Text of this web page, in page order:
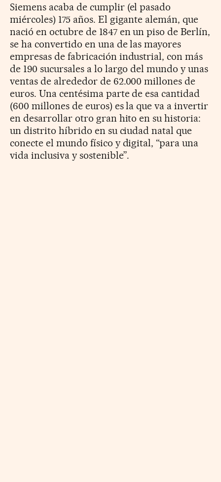
Siemens acaba de cumplir (el pasado
miércoles) 175 años. El gigante alemán, que
nació en octubre de 1847 en un piso de Berlín,
se ha convertido en una de las mayores
empresas de fabricación industrial, con más
de 190 sucursales a lo largo del mundo y unas
ventas de alrededor de 62.000 millones de
euros. Una centésima parte de esa cantidad
(600 millones de euros) es la que va a invertir
en desarrollar otro gran hito en su historia:
un distrito híbrido en su ciudad natal que
conecte el mundo físico y digital, “para una
vida inclusiva y sostenible”.